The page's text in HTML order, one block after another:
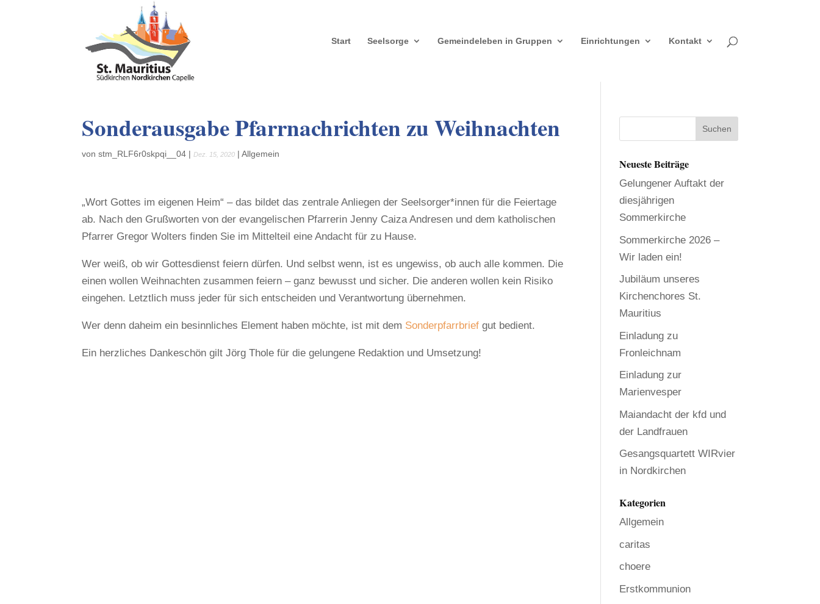
Start Seelsorge Gemeindeleben in Gruppen Einrichtungen Kontakt
Sonderausgabe Pfarrnachrichten zu Weihnachten
vonstm_RLF6r0skpqi__04 | Dez. 15, 2020 |Allgemein
„Wort Gottes im eigenen Heim“ – das bildet das zentrale Anliegen der Seelsorger*innen für die Feiertage
ab. Nach den Grußworten von der evangelischen Pfarrerin Jenny Caiza Andresen und dem katholischen
Pfarrer Gregor Wolters finden Sie im Mittelteil eine Andacht für zu Hause.
Wer weiß, ob wir Gottesdienst feiern dürfen. Und selbst wenn, ist es ungewiss, ob auch alle kommen. Die
einen wollen Weihnachten zusammen feiern – ganz bewusst und sicher. Die anderen wollen kein Risiko
eingehen. Letztlich muss jeder für sich entscheiden und Verantwortung übernehmen.
Wer denn daheim ein besinnliches Element haben möchte, ist mit dem Sonderpfarrbrief gut bedient.
Ein herzliches Dankeschön gilt Jörg Thole für die gelungene Redaktion und Umsetzung!
Neueste Beiträge
Gelungener Auftakt der
diesjährigen
Sommerkirche
Sommerkirche 2026 –
Wir laden ein!
Jubiläum unseres
Kirchenchores St.
Mauritius
Einladung zu
Fronleichnam
Einladung zur
Marienvesper
Maiandacht der kfd und
der Landfrauen
Gesangsquartett WIRvier
in Nordkirchen
Kategorien
Allgemein
caritas
choere
Erstkommunion